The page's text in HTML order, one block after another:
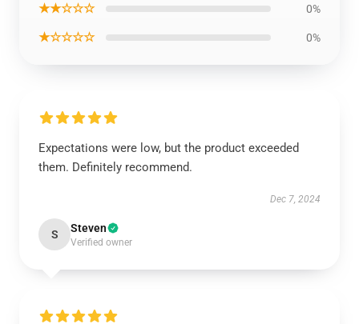
★★☆☆☆ 0%
★☆☆☆☆ 0%
Expectations were low, but the product exceeded
them. Definitely recommend.
Dec 7, 2024
S Steven
Verified owner